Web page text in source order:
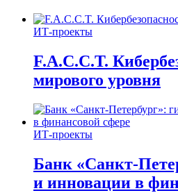
ИТ-проекты
F.A.C.C.T.
мирового уровня
ИТ-проекты
Банк «Санкт-
и инновации в